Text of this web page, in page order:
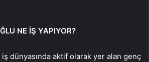
NE İŞ YAPIYOR?
dünyasında aktif olarak yer alan genç